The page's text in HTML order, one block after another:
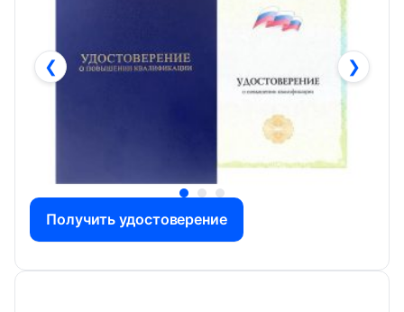
❮ ❯
Получить удостоверение